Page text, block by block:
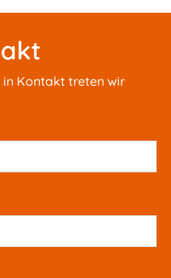
in Kontakt treten wir